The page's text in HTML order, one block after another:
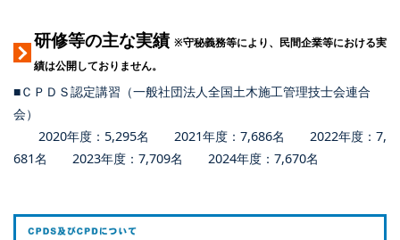
研修等の主な実績 ※守秘義務等により、民間企業等における実
績は公開しておりません。
■ＣＰＤＳ認定講習（一般社団法人全国土木施工管理技士会連合
会）
2020年度：5,295名 2021年度：7,686名 2022年度：7,
681名 2023年度：7,709名 2024年度：7,670名